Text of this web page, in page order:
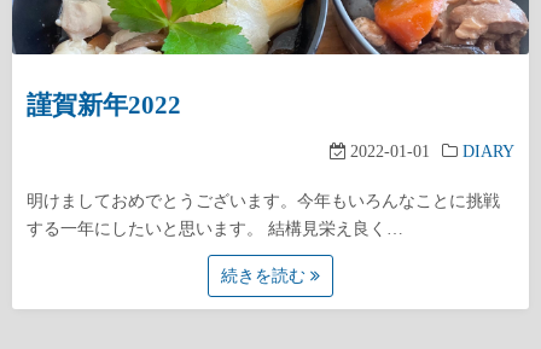
謹賀新年2022
2022-01-01 DIARY
明けましておめでとうございます。今年もいろんなことに挑戦
する一年にしたいと思います。 結構見栄え良く…
続きを読む